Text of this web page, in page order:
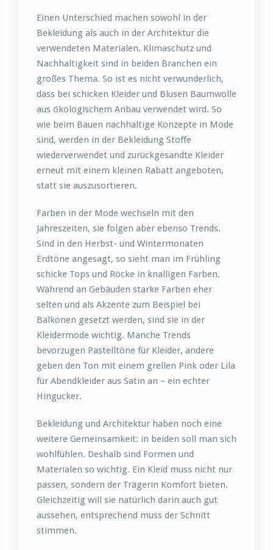
Einen Unterschied machen sowohl in der
Bekleidung als auch in der Architektur die
verwendeten Materialen. Klimaschutz und
Nachhaltigkeit sind in beiden Branchen ein
großes Thema. So ist es nicht verwunderlich,
dass bei schicken Kleider und Blusen Baumwolle
aus ökologischem Anbau verwendet wird. So
wie beim Bauen nachhaltige Konzepte in Mode
sind, werden in der Bekleidung Stoffe
wiederverwendet und zurückgesandte Kleider
erneut mit einem kleinen Rabatt angeboten,
statt sie auszusortieren.
Farben in der Mode wechseln mit den
Jahreszeiten, sie folgen aber ebenso Trends.
Sind in den Herbst- und Wintermonaten
Erdtöne angesagt, so sieht man im Frühling
schicke Tops und Röcke in knalligen Farben.
Während an Gebäuden starke Farben eher
selten und als Akzente zum Beispiel bei
Balkonen gesetzt werden, sind sie in der
Kleidermode wichtig. Manche Trends
bevorzugen Pastelltöne für Kleider, andere
geben den Ton mit einem grellen Pink oder Lila
für Abendkleider aus Satin an – ein echter
Hingucker.
Bekleidung und Architektur haben noch eine
weitere Gemeinsamkeit: in beiden soll man sich
wohlfühlen. Deshalb sind Formen und
Materialen so wichtig. Ein Kleid muss nicht nur
passen, sondern der Trägerin Komfort bieten.
Gleichzeitig will sie natürlich darin auch gut
aussehen, entsprechend muss der Schnitt
stimmen.